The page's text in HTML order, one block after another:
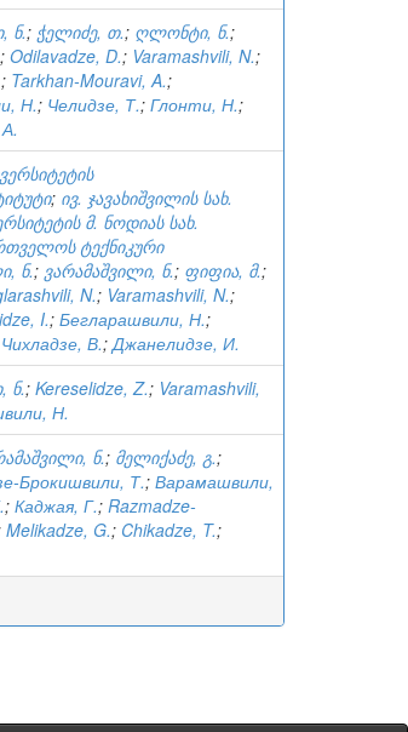
ნ.; ჭელიძე, თ.; ღლონტი, ნ.;
; Odilavadze, D.; Varamashvili, N.;
; Tarkhan-Mouravi, A.;
Н.; Челидзе, Т.; Глонти, Н.;
; ივ. ჯავახიშვილის სახ.
მ. ნოდიას სახ.
ტექნიკური
ნ.; ვარამაშვილი, ნ.; ფიფია, მ.;
N.; Varamashvili, N.;
I.; Бегларашвили, Н.;
Чихладзе, В.;Джанелидзе, И.
ნ.; Kereselidze, Z.; Varamashvili,
Н.
ნ.; მელიქაძე, გ.;
Брокишвили, Т.; Варамашвили,
; Каджая, Г.; Razmadze-
Melikadze, G.; Chikadze, T.;